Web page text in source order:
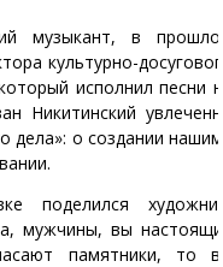
музыкант, в прошлом
культурно-досугового
исполнил песни на
Никитинский увлеченно
дела»: о создании нашими
поделился художник-
мужчины, вы настоящие
памятники, то вы